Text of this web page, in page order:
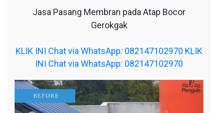
Jasa Pasang Membran pada Atap Bocor
Gerokgak
KLIK INI Chat via WhatsApp: 082147102970 KLIK
INI Chat via WhatsApp: 082147102970